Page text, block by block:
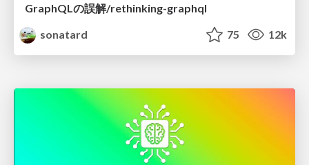
GraphQLの誤解/rethinking-graphql
sonatard
75 12k